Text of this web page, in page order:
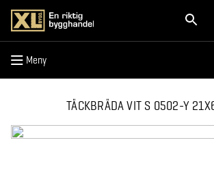
Meny
Meny
TÄCKBRÄDA VIT S 0502-Y